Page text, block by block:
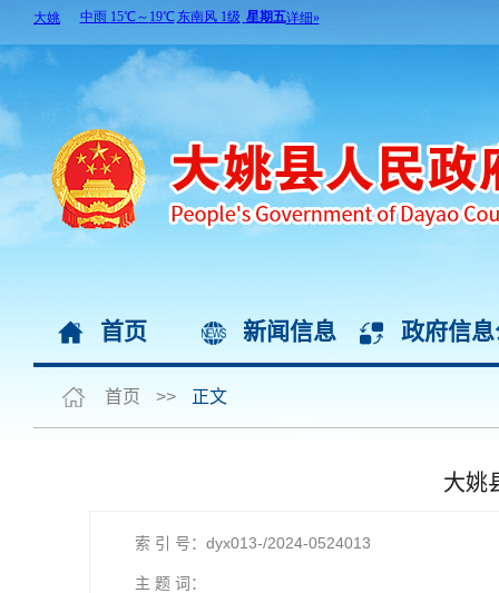
首页 新闻信息 政府信
首页 >> 正文
大姚
索 引 号：dyx013-/2024-0524013
主 题 词：